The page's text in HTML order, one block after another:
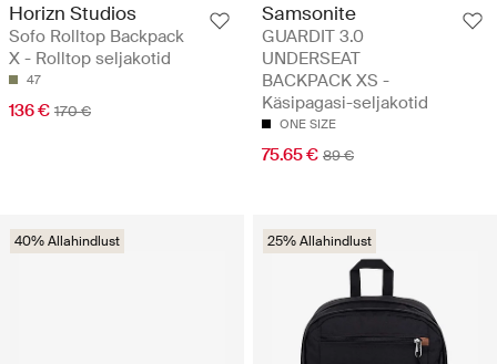
Horizn Studios
Sofo Rolltop Backpack
X - Rolltop seljakotid
47
136 € 170 €
Samsonite
GUARDIT 3.0
UNDERSEAT
BACKPACK XS -
Käsipagasi-seljakotid
ONE SIZE
75.65 € 89 €
40% Allahindlust 25% Allahindlust